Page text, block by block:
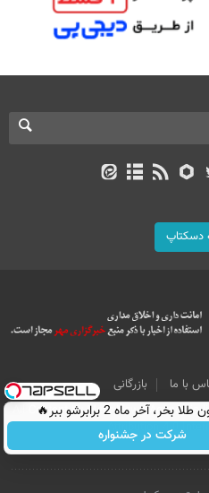
دسکتاپ
با ما
بازرگانی
All Content by Mehr News Agency is
Attribution 4.0
شرکت در جشنواره